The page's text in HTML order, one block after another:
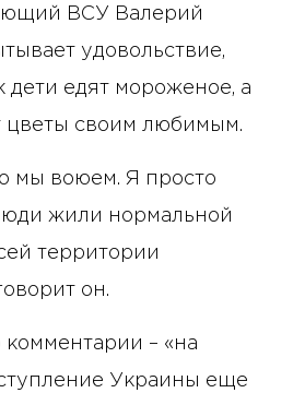
ВСУ Валерий
удовольствие,
дети едят мороженое, а
цветы своим любимым.
мы воюем. Я просто
жили нормальной
территории
он.
комментарии – «на
Украины еще